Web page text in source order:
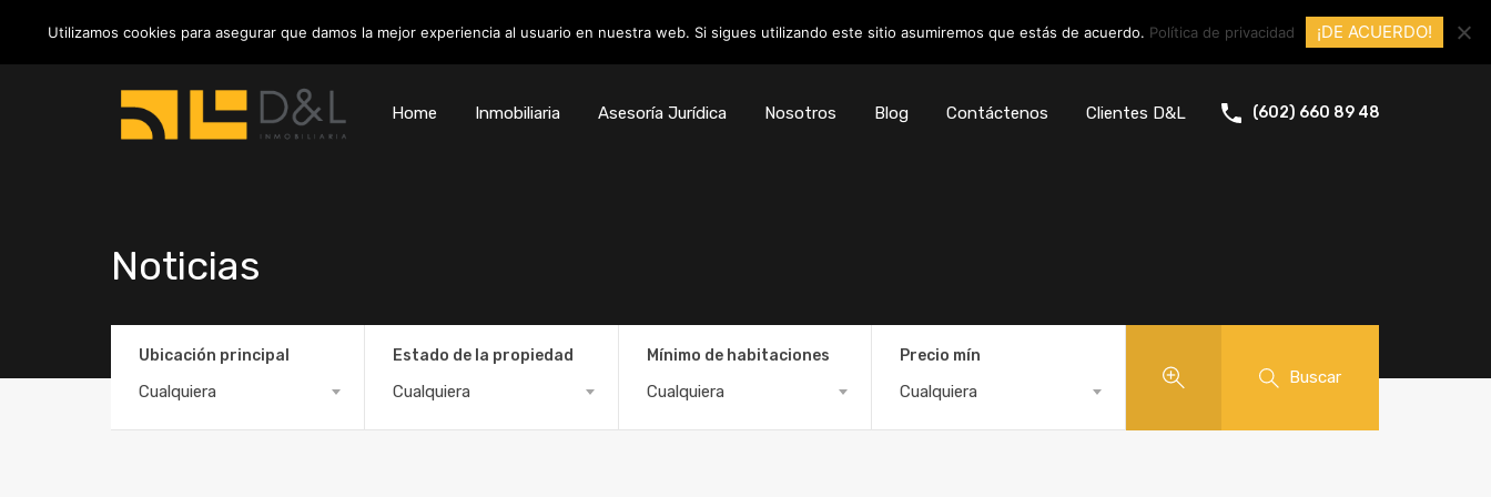
Home Inmobiliaria Asesoría Jurídica Nosotros Blog Contáctenos Clientes D&L (602) 660 89 48
Noticias
Ubicación principal
Cualquiera
Estado de la propiedad
Cualquiera
Mínimo de habitaciones
Cualquiera
Precio mín
Cualquiera
Buscar
Utilizamos cookies para asegurar que damos la mejor experiencia al usuario en nuestra web. Si sigues utilizando este sitio asumiremos que estás de acuerdo. Política de privacidad ¡DE ACUERDO!